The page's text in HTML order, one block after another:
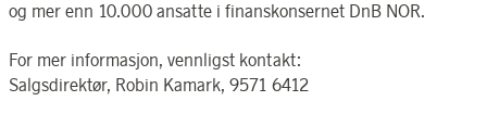
og mer enn 10.000 ansatte i finanskonsernet DnB NOR.
For mer informasjon, vennligst kontakt:
Salgsdirektør, Robin Kamark, 9571 6412